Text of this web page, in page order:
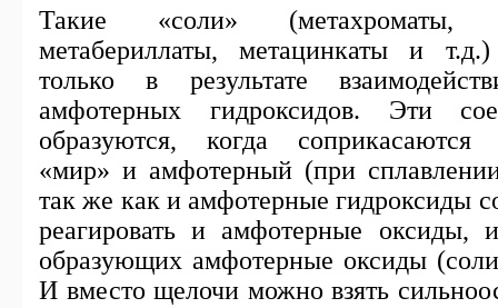
Такие «соли» (метахроматы,
метабериллаты, метацинкаты и
только в результате
амфотерных гидроксидов. Эти
образуются, когда соприкасаются
«мир» и амфотерный (при
так же как и амфотерные гидроксиды
реагировать и амфотерные оксиды,
образующих амфотерные оксиды
И вместо щелочи можно взять